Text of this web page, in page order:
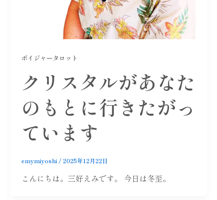
ボイジャータロット
クリスタルがあなた
のもとに行きたがっ
ています
emymiyoshi/2025年12月22日
こんにちは。三好えみです。 今日は冬至。